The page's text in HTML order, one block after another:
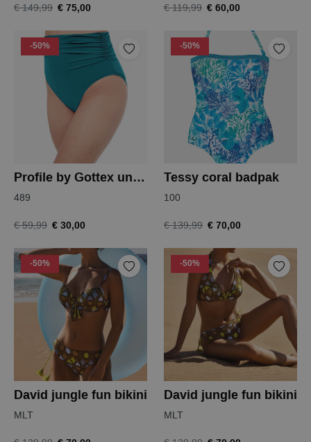
€ 149,99 € 75,00 € 119,99 € 60,00
-50%
Profile by Gottex unchain my heart slip
489
€ 59,99 € 30,00
-50%
Tessy coral badpak
100
€ 139,99 € 70,00
-50%
David jungle fun bikini
MLT
-50%
David jungle fun bikini
MLT